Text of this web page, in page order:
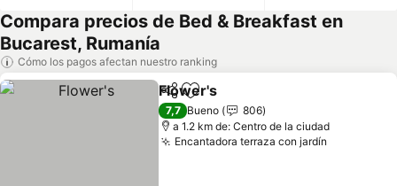
Compara precios de Bed & Breakfast en
Bucarest, Rumanía
Cómo los pagos afectan nuestro ranking
CompartirAgregar a favoritos
Flower's
7,7 Bueno
806
a 1.2 km de: Centro de la ciudad
Encantadora terraza con jardín